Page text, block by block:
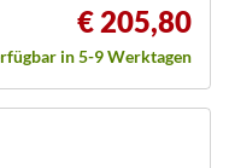
€ 205,80
in 5-9 Werktagen